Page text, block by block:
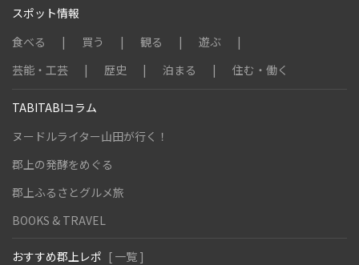
スポット情報
食べる
買う 観る
遊ぶ
芸能・工芸
歴史 泊まる 住む・働く
TABITABIコラム
ヌードルライター山田が行く！
郡上の発酵をめぐる
郡上ふるさとグルメ旅
BOOKS & TRAVEL
おすすめ郡上レポ [ 一覧 ]